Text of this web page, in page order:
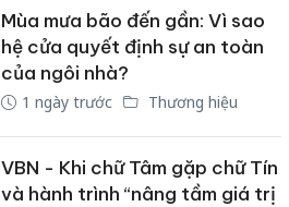
Mùa mưa bão đến gần: Vì sao
hệ cửa quyết định sự an toàn
của ngôi nhà?
1 ngày trước Thương hiệu
VBN - Khi chữ Tâm gặp chữ Tín
và hành trình “nâng tầm giá trị